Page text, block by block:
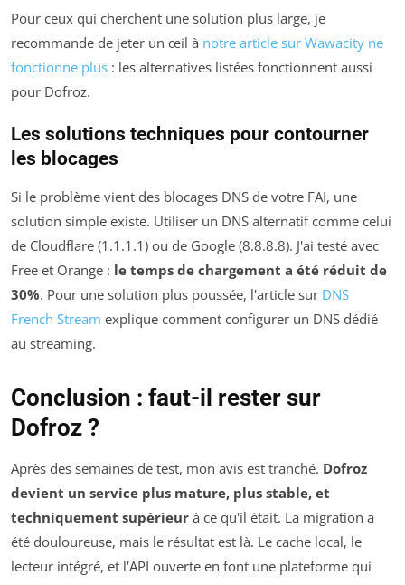
Pour ceux qui cherchent une solution plus large, je
recommande de jeter un œil à notre article sur Wawacity ne
fonctionne plus : les alternatives listées fonctionnent aussi
pour Dofroz.
Les solutions techniques pour contourner
les blocages
Si le problème vient des blocages DNS de votre FAI, une
solution simple existe. Utiliser un DNS alternatif comme celui
de Cloudflare (1.1.1.1) ou de Google (8.8.8.8). J'ai testé avec
Free et Orange : le temps de chargement a été réduit de
30%. Pour une solution plus poussée, l'article sur DNS
French Stream explique comment configurer un DNS dédié
au streaming.
Conclusion : faut-il rester sur
Dofroz ?
Après des semaines de test, mon avis est tranché. Dofroz
devient un service plus mature, plus stable, et
techniquement supérieur à ce qu'il était. La migration a
été douloureuse, mais le résultat est là. Le cache local, le
lecteur intégré, et l'API ouverte en font une plateforme qui